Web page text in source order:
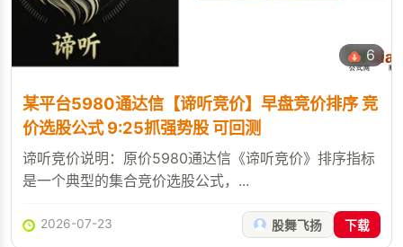
6
某平台5980通达信【谛听竞价】早盘竞价排序 竞
价选股公式 9:25抓强势股 可回测
谛听竞价说明：原价5980通达信《谛听竞价》排序指标
是一个典型的集合竞价选股公式，...
2026-07-23 股舞飞扬 下载